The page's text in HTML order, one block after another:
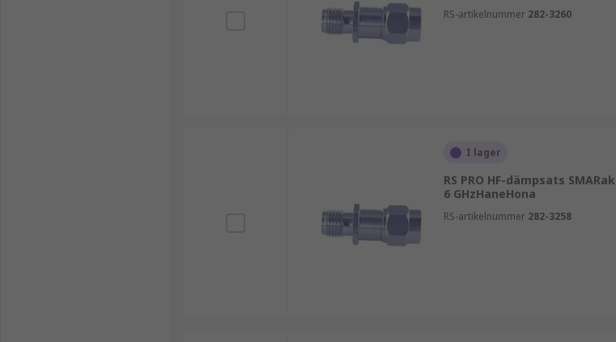
RS-artikelnummer 282-3260
I lager
RS PRO HF-dämpsats SMARak
6 GHzHaneHona
RS-artikelnummer 282-3258